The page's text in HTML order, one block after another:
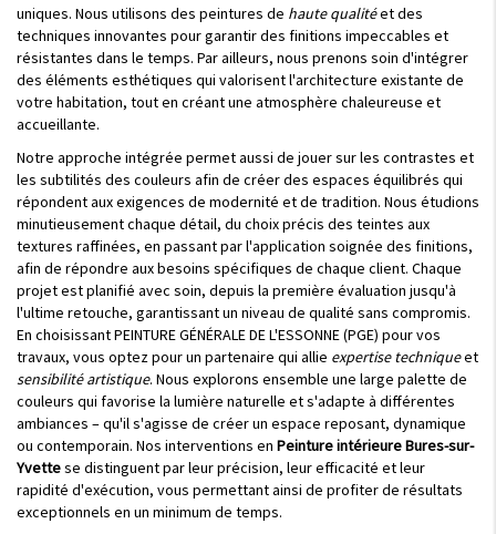
uniques. Nous utilisons des peintures de haute qualitéet des
techniques innovantes pour garantir des finitions impeccables et
résistantes dans le temps. Par ailleurs, nous prenons soin d'intégrer
des éléments esthétiques qui valorisent l'architecture existante de
votre habitation, tout en créant une atmosphère chaleureuse et
accueillante.
Notre approche intégrée permet aussi de jouer sur les contrastes et
les subtilités des couleurs afin de créer des espaces équilibrés qui
répondent aux exigences de modernité et de tradition. Nous étudions
minutieusement chaque détail, du choix précis des teintes aux
textures raffinées, en passant par l'application soignée des finitions,
afin de répondre aux besoins spécifiques de chaque client. Chaque
projet est planifié avec soin, depuis la première évaluation jusqu'à
l'ultime retouche, garantissant un niveau de qualité sans compromis.
En choisissant PEINTURE GÉNÉRALE DE L'ESSONNE (PGE) pour vos
travaux, vous optez pour un partenaire qui allie expertise techniqueet
sensibilité artistique. Nous explorons ensemble une large palette de
couleurs qui favorise la lumière naturelle et s'adapte à différentes
ambiances – qu'il s'agisse de créer un espace reposant, dynamique
ou contemporain. Nos interventions en Peinture intérieure Bures-sur-
Yvettese distinguent par leur précision, leur efficacité et leur
rapidité d'exécution, vous permettant ainsi de profiter de résultats
exceptionnels en un minimum de temps.